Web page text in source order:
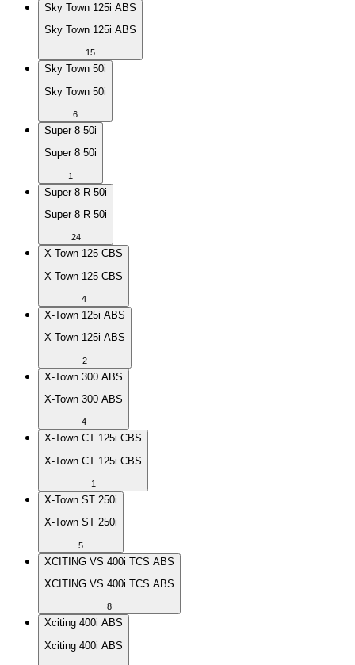
Sky Town 125i ABS
Sky Town 125i ABS
15
Sky Town 50i
Sky Town 50i
6
Super 8 50i
Super 8 50i
1
Super 8 R 50i
Super 8 R 50i
24
X-Town 125 CBS
X-Town 125 CBS
4
X-Town 125i ABS
X-Town 125i ABS
2
X-Town 300 ABS
X-Town 300 ABS
4
X-Town CT 125i CBS
X-Town CT 125i CBS
1
X-Town ST 250i
X-Town ST 250i
5
XCITING VS 400i TCS ABS
XCITING VS 400i TCS ABS
8
Xciting 400i ABS
Xciting 400i ABS